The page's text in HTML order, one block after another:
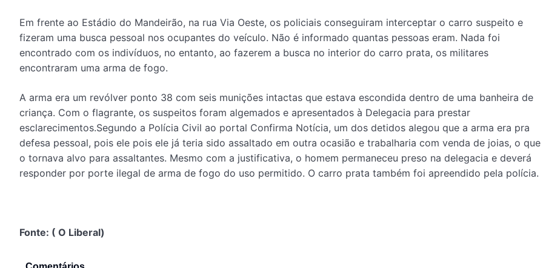
Em frente ao Estádio do Mandeirão, na rua Via Oeste, os policiais conseguiram interceptar o carro suspeito e
fizeram uma busca pessoal nos ocupantes do veículo. Não é informado quantas pessoas eram. Nada foi
encontrado com os indivíduos, no entanto, ao fazerem a busca no interior do carro prata, os militares
encontraram uma arma de fogo.
A arma era um revólver ponto 38 com seis munições intactas que estava escondida dentro de uma banheira de
criança. Com o flagrante, os suspeitos foram algemados e apresentados à Delegacia para prestar
esclarecimentos.Segundo a Polícia Civil ao portal Confirma Notícia, um dos detidos alegou que a arma era pra
defesa pessoal, pois ele pois ele já teria sido assaltado em outra ocasião e trabalharia com venda de joias, o que
o tornava alvo para assaltantes. Mesmo com a justificativa, o homem permaneceu preso na delegacia e deverá
responder por porte ilegal de arma de fogo do uso permitido. O carro prata também foi apreendido pela polícia.
Fonte: ( O Liberal)